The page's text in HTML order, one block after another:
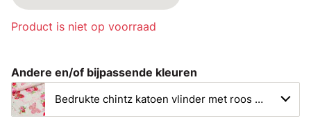
Product is niet op voorraad
Andere en/of bijpassende kleuren
Bedrukte chintz katoen vlinder met roos roze